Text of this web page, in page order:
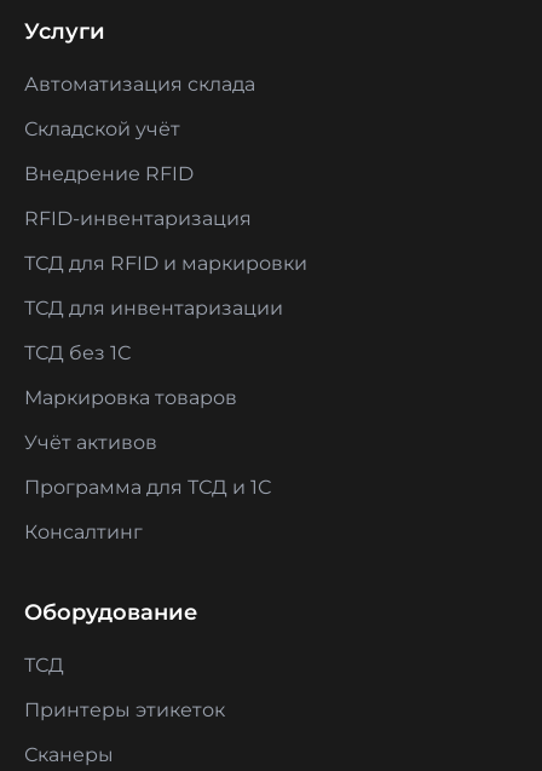
Услуги
Автоматизация склада
Складской учёт
Внедрение RFID
RFID-инвентаризация
ТСД для RFID и маркировки
ТСД для инвентаризации
ТСД без 1С
Маркировка товаров
Учёт активов
Программа для ТСД и 1С
Консалтинг
Оборудование
ТСД
Принтеры этикеток
Сканеры